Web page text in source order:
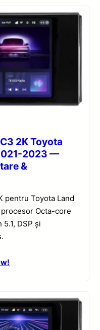
2K Toyota
2023 —
&
pentru Toyota Land
Octa-core
DSP și